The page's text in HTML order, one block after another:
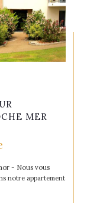
MER
- Nous vous
notre appartement